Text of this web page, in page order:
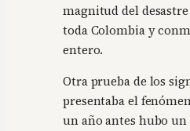
magnitud del
toda Colombia y
entero.
Otra prueba de los
presentaba el
un año antes hubo un